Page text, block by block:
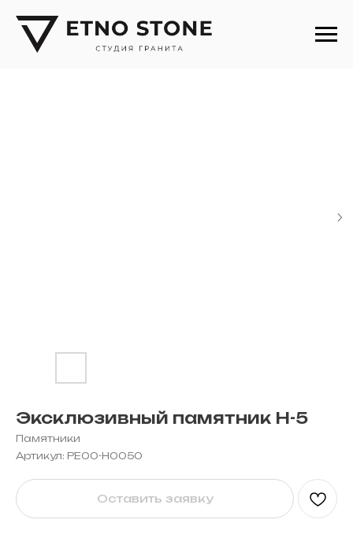
Эксклюзивный памятник Н-5
Памятники
Артикул: PE00-H0050
Оставить заявку